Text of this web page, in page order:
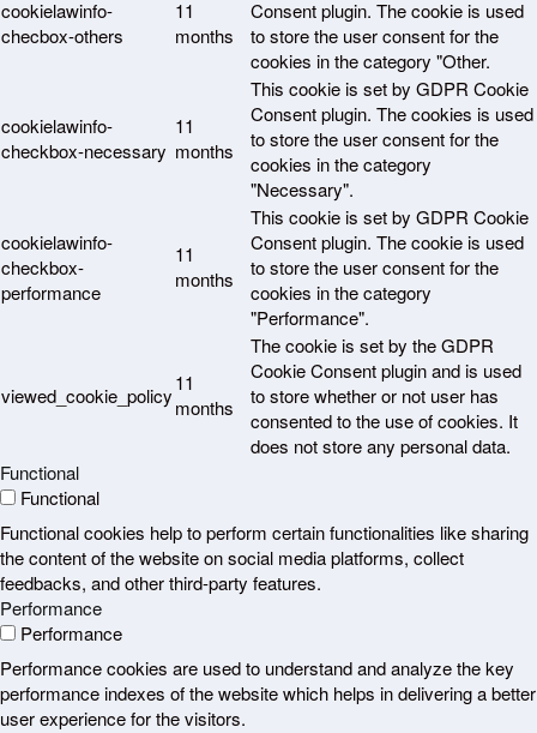
cookielawinfo-
checbox-others
11
months
Consent plugin. The cookie is used
to store the user consent for the
cookies in the category "Other.
cookielawinfo-
checkbox-necessary
11
months
This cookie is set by GDPR Cookie
Consent plugin. The cookies is used
to store the user consent for the
cookies in the category
"Necessary".
cookielawinfo-
checkbox-
performance
11
months
This cookie is set by GDPR Cookie
Consent plugin. The cookie is used
to store the user consent for the
cookies in the category
"Performance".
viewed_cookie_policy
11
months
The cookie is set by the GDPR
Cookie Consent plugin and is used
to store whether or not user has
consented to the use of cookies. It
does not store any personal data.
Functional
Functional
Functional cookies help to perform certain functionalities like sharing
the content of the website on social media platforms, collect
feedbacks, and other third-party features.
Performance
Performance
Performance cookies are used to understand and analyze the key
performance indexes of the website which helps in delivering a better
user experience for the visitors.